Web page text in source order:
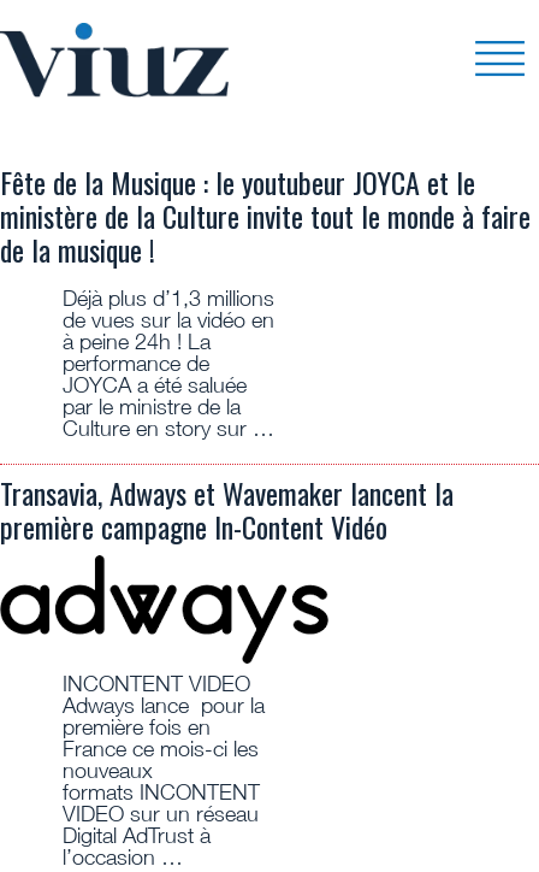
Fête de la Musique : le youtubeur JOYCA et le
ministère de la Culture invite tout le monde à faire
de la musique !
Déjà plus d’1,3 millions
de vues sur la vidéo en
à peine 24h ! La
performance de
JOYCA a été saluée
par le ministre de la
Culture en story sur …
Transavia, Adways et Wavemaker lancent la
première campagne In-Content Vidéo
INCONTENT VIDEO
Adways lance pour la
première fois en
France ce mois-ci les
nouveaux
formats INCONTENT
VIDEO sur un réseau
Digital AdTrust à
l’occasion …